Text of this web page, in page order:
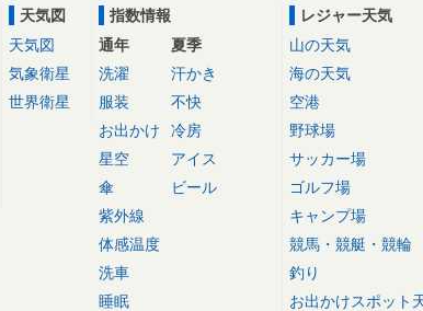
天気図
天気図
気象衛星
世界衛星
指数情報
通年
洗濯
服装
お出かけ
星空
傘
紫外線
体感温度
洗車
睡眠
夏季
汗かき
不快
冷房
アイス
ビール
レジャー天気
山の天気
海の天気
空港
野球場
サッカー場
ゴルフ場
キャンプ場
競馬・競艇・競輪
釣り
お出かけスポット